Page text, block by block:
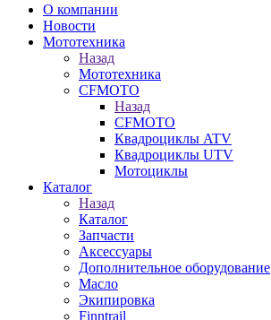
О компании
Новости
Мототехника
Назад
Мототехника
CFMOTO
Назад
CFMOTO
Квадроциклы ATV
Квадроциклы UTV
Мотоциклы
Каталог
Назад
Каталог
Запчасти
Аксессуары
Дополнительное оборудование
Масло
Экипировка
Finntrail